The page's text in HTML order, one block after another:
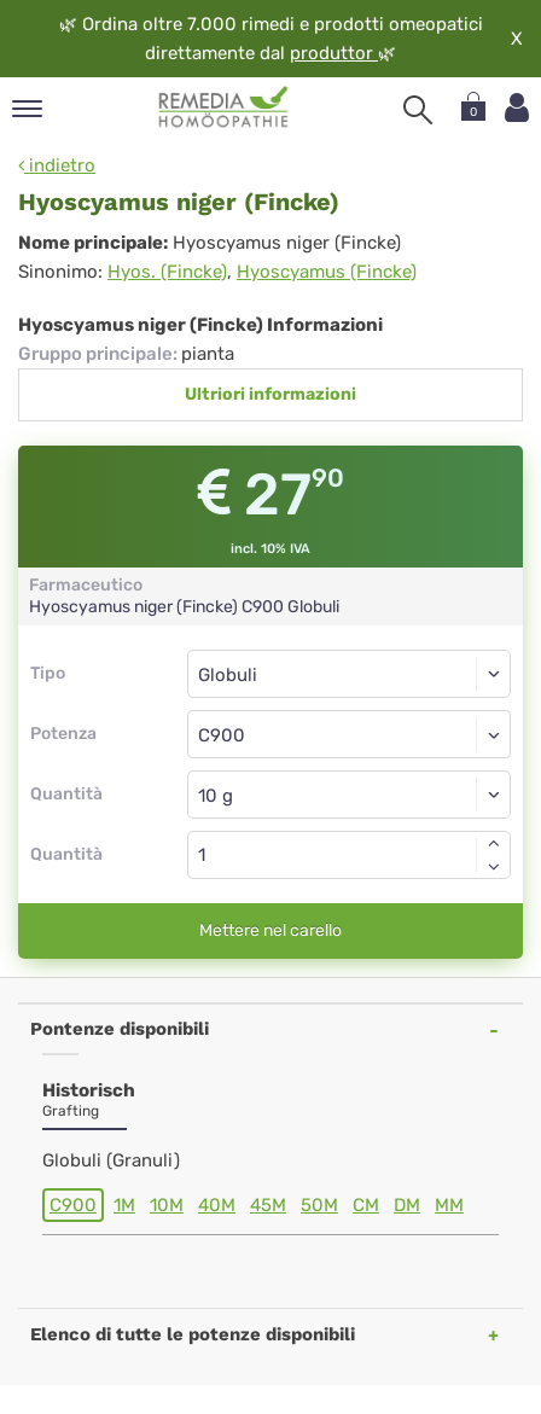
🌿 Ordina oltre 7.000 rimedi e prodotti omeopatici
direttamente dal produttor 🌿
X
0
indietro
Hyoscyamus niger (Fincke)
Hyoscyamus
niger
(Fincke)
Nome principale: Hyoscyamus niger (Fincke)
Sinonimo: Hyos. (Fincke), Hyoscyamus (Fincke)
Hyoscyamus niger (Fincke) Informazioni
Gruppo principale: pianta
Ultriori informazioni
2790
incl. 10% IVA
Farmaceutico
Hyoscyamus niger (Fincke) C900 Globuli
Tipo
Tipo
Potenza
Globuli
C900
Quantità
Globuli
Quantità
Mettere nel carello
Pontenze disponibili
Historisch
Grafting
Globuli (Granuli)
C900 1M 10M 40M 45M 50M CM DM MM
Elenco di tutte le potenze disponibili